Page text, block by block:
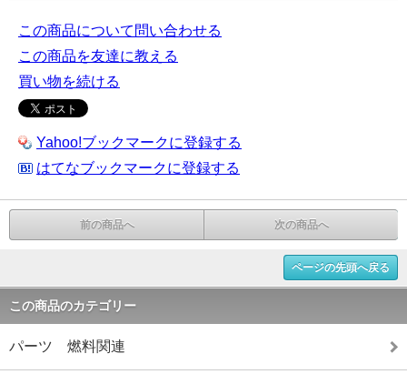
この商品について問い合わせる
この商品を友達に教える
買い物を続ける
Yahoo!ブックマークに登録する
はてなブックマークに登録する
前の商品へ 次の商品へ
ページの先頭へ戻る
この商品のカテゴリー
パーツ 燃料関連